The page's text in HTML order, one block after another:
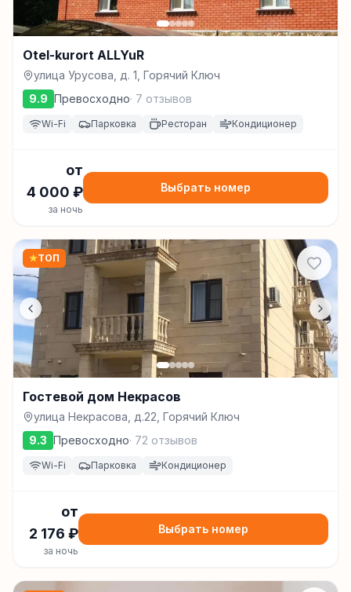
Otel-kurort ALLYuR
улица Урусова, д. 1, Горячий Ключ
9.9 Превосходно· 7 отзывов
Wi-Fi Парковка Ресторан Кондиционер
от
4 000 ₽
за ночь
Выбрать номер
★ТОП
Гостевой дом Некрасов
улица Некрасова, д.22, Горячий Ключ
9.3 Превосходно· 72 отзывов
Wi-Fi Парковка Кондиционер
от
2 176 ₽
за ночь
Выбрать номер